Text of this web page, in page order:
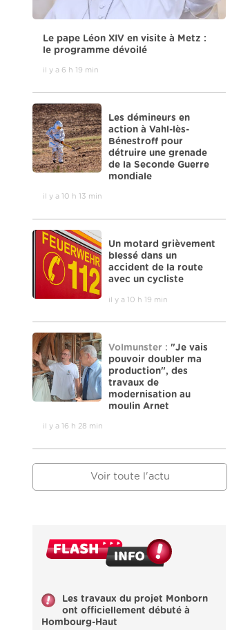
Le pape Léon XIV en visite à Metz :
le programme dévoilé
il y a 6 h 19 min
Les démineurs en
action à Vahl-lès-
Bénestroff pour
détruire une grenade
de la Seconde Guerre
mondiale
il y a 10 h 13 min
Un motard grièvement
blessé dans un
accident de la route
avec un cycliste
il y a 10 h 19 min
Volmunster : "Je vais
pouvoir doubler ma
production", des
travaux de
modernisation au
moulin Arnet
il y a 16 h 28 min
Voir toute l'actu
Les travaux du projet Monborn
ont officiellement débuté à
Hombourg-Haut